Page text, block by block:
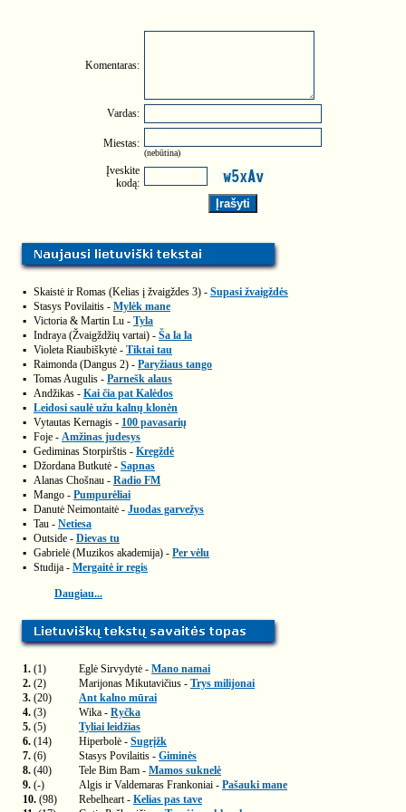
Komentaras:
Vardas:
Miestas:
(nebūtina)
Įveskite
kodą:
▪ Skaistė ir Romas (Kelias į žvaigždes 3) - Supasi žvaigždės
▪ Stasys Povilaitis - Mylėk mane
▪ Victoria & Martin Lu - Tyla
▪ Indraya (Žvaigždžių vartai) - Ša la la
▪ Violeta Riaubiškytė - Tiktai tau
▪ Raimonda (Dangus 2) - Paryžiaus tango
▪ Tomas Augulis - Parnešk alaus
▪ Andžikas - Kai čia pat Kalėdos
▪ Leidosi saulė užu kalnų klonėn
▪ Vytautas Kernagis - 100 pavasarių
▪ Foje - Amžinas judesys
▪ Gediminas Storpirštis - Kregždė
▪ Džordana Butkutė - Sapnas
▪ Alanas Chošnau - Radio FM
▪ Mango - Pumpurėliai
▪ Danutė Neimontaitė - Juodas garvežys
▪ Tau - Netiesa
▪ Outside - Dievas tu
▪ Gabrielė (Muzikos akademija) - Per vėlu
▪ Studija - Mergaitė ir regis
Daugiau...
1. (1) Eglė Sirvydytė - Mano namai
2. (2) Marijonas Mikutavičius - Trys milijonai
3. (20)
Ant kalno mūrai
4. (3) Wika - Ryčka
5. (5)
Tyliai leidžias
6. (14) Hiperbolė - Sugrįžk
7. (6) Stasys Povilaitis - Giminės
8. (40) Tele Bim Bam - Mamos suknelė
9. (-) Algis ir Valdemaras Frankoniai - Pašauki mane
10. (98) Rebelheart - Kelias pas tave